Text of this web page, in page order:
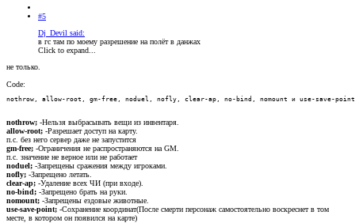
#5
Dj_Devil said:
в гс там по моему разрешение на полёт в данжах
Click to expand...
не только.
Code:
nothrow, allow-root, gm-free, noduel, nofly, clear-ap, no-bind, nomount и use-save-
nothrow; -Нельзя выбрасывать вещи из инвентаря.
allow-root; -Разрешает доступ на карту.
п.с. без него сервер даже не запустится
gm-free; -Ограничения не распространяются на GM.
п.с. значение не верное или не работает
noduel; -Запрещены сражения между игроками.
nofly; -Запрещено летать.
clear-ap; -Удаление всех ЧИ (при входе).
no-bind; -Запрещено брать на руки.
nomount; -Запрещены ездовые животные.
use-save-point; -Сохранение координат(После смерти персонаж самостоятельно воскреснет в том
месте, в котором он появился на карте)